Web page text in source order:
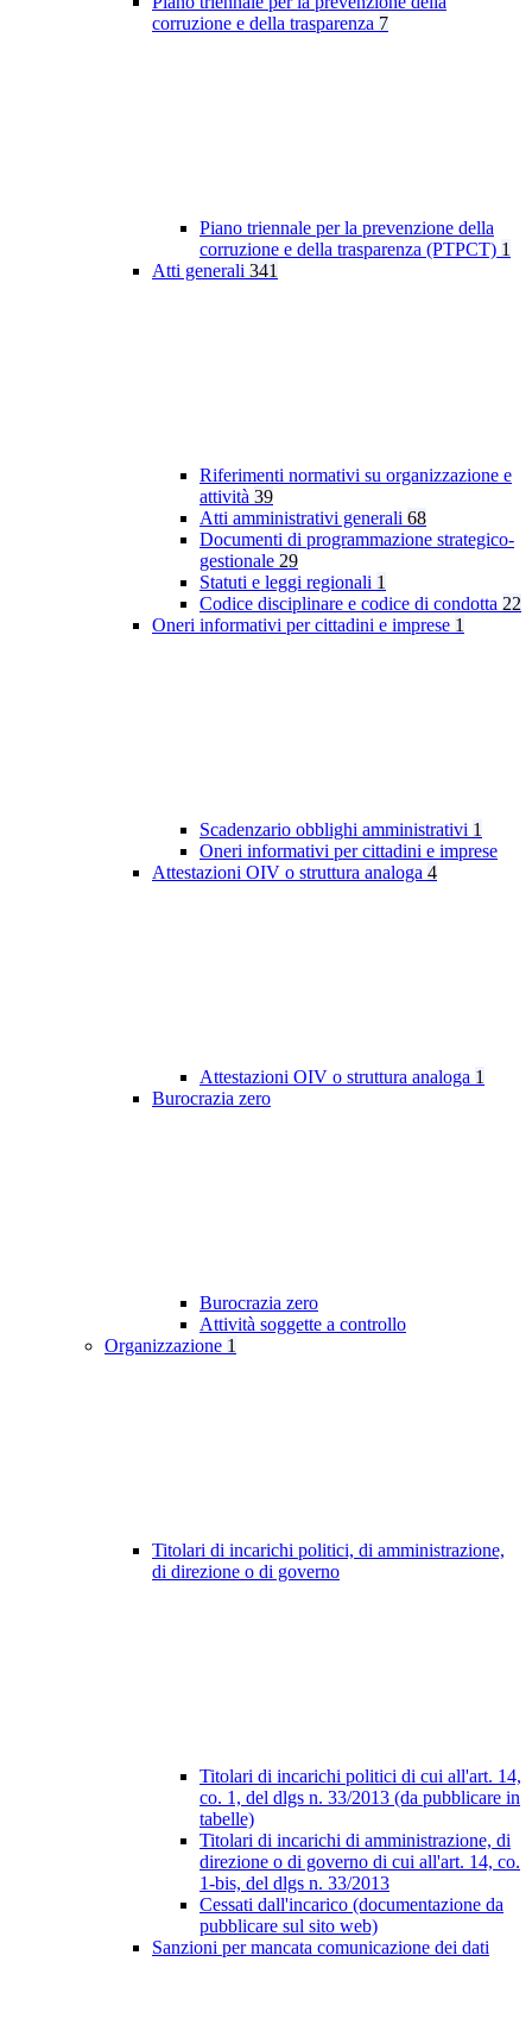
corruzione e della trasparenza 7
Piano triennale per la prevenzione della
corruzione e della trasparenza (PTPCT) 1
Atti generali 341
Riferimenti normativi su organizzazione e
attività 39
Atti amministrativi generali 68
Documenti di programmazione strategico-
gestionale 29
Statuti e leggi regionali 1
Codice disciplinare e codice di condotta 22
Oneri informativi per cittadini e imprese 1
Scadenzario obblighi amministrativi 1
Oneri informativi per cittadini e imprese
Attestazioni OIV o struttura analoga 4
Attestazioni OIV o struttura analoga 1
Burocrazia zero
Burocrazia zero
Attività soggette a controllo
Organizzazione 1
Titolari di incarichi politici, di amministrazione,
di direzione o di governo
Titolari di incarichi politici di cui all'art. 14,
co. 1, del dlgs n. 33/2013 (da pubblicare in
tabelle)
Titolari di incarichi di amministrazione, di
direzione o di governo di cui all'art. 14, co.
1-bis, del dlgs n. 33/2013
Cessati dall'incarico (documentazione da
pubblicare sul sito web)
Sanzioni per mancata comunicazione dei dati